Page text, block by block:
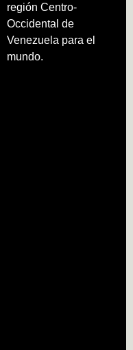
región Centro-
Occidental de
Venezuela para el
mundo.